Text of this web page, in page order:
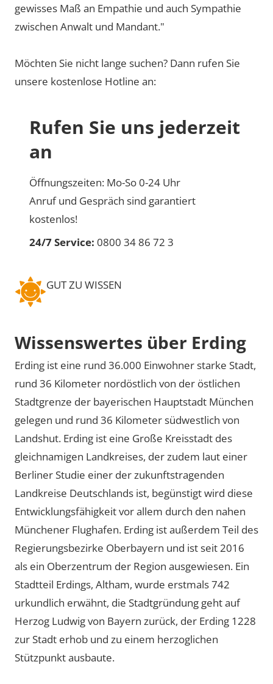
gewisses Maß an Empathie und auch Sympathie
zwischen Anwalt und Mandant."
Möchten Sie nicht lange suchen? Dann rufen Sie
unsere kostenlose Hotline an:
Rufen Sie uns jederzeit
an
Öffnungszeiten: Mo-So 0-24 Uhr
Anruf und Gespräch sind garantiert
kostenlos!
24/7 Service: 0800 34 86 72 3
GUT ZU WISSEN
Wissenswertes über Erding
Erding ist eine rund 36.000 Einwohner starke Stadt,
rund 36 Kilometer nordöstlich von der östlichen
Stadtgrenze der bayerischen Hauptstadt München
gelegen und rund 36 Kilometer südwestlich von
Landshut. Erding ist eine Große Kreisstadt des
gleichnamigen Landkreises, der zudem laut einer
Berliner Studie einer der zukunftstragenden
Landkreise Deutschlands ist, begünstigt wird diese
Entwicklungsfähigkeit vor allem durch den nahen
Münchener Flughafen. Erding ist außerdem Teil des
Regierungsbezirke Oberbayern und ist seit 2016
als ein Oberzentrum der Region ausgewiesen. Ein
Stadtteil Erdings, Altham, wurde erstmals 742
urkundlich erwähnt, die Stadtgründung geht auf
Herzog Ludwig von Bayern zurück, der Erding 1228
zur Stadt erhob und zu einem herzoglichen
Stützpunkt ausbaute.